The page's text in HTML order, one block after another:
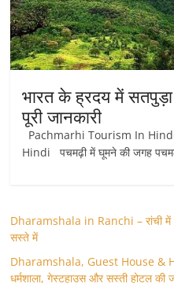
भारत के ह्रदय में
पूरी जानकारी
Pachmarhi Tourism In
Hindi पचमढ़ी में घूमने की जगह
Dharamshala in Ranchi – रांची में
सस्ते में
Dharamshala, Guest House &
धर्मशाला, गेस्टहाउस और सस्ती होटल की